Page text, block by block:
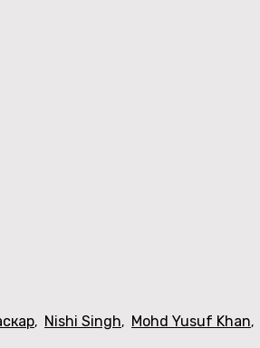
, Nishi Singh, Mohd Yusuf Khan,